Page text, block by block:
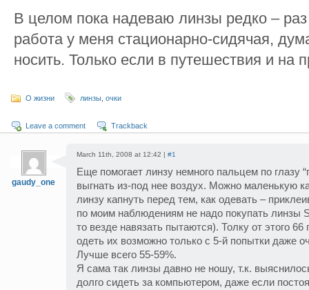
В целом пока надеваю линзы редко –
работа у меня стационарно-сидячая,
носить. Только если в путешествия и на
О жизни линзы очки
Leave a comment Trackback
gaudy_one
March 11th, 2008 at 12:42 | #1
Еще помогает линзу немного пальцем по глазу
выгнать из-под нее воздух. Можно маленькую
линзу капнуть перед тем, как одевать –
по моим наблюдениям не надо покупать линзы
то везде навязать пытаются). Толку от этого 66
одеть их возможно только с 5-й попытки даже
Лучше всего 55-59%.
Я сама так линзы давно не ношу, т.к.
долго сидеть за компьютером, даже если